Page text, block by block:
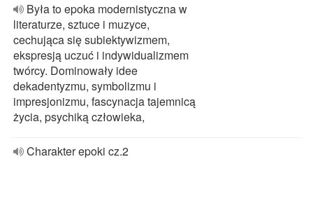
Była to epoka modernistyczna w
literaturze, sztuce i muzyce,
cechująca się subiektywizmem,
ekspresją uczuć i indywidualizmem
twórcy. Dominowały idee
dekadentyzmu, symbolizmu i
impresjonizmu, fascynacja tajemnicą
życia, psychiką człowieka,
Charakter epoki cz.2